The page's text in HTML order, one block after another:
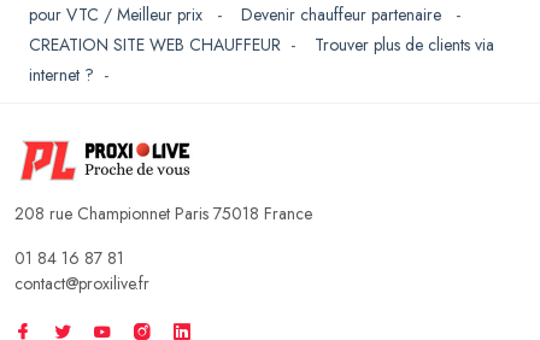
pour VTC / Meilleur prix
- Devenir chauffeur partenaire
-
CREATION SITE WEB CHAUFFEUR - Trouver plus de clients via
internet ? -
208 rue Championnet Paris 75018 France
01 84 16 87 81
contact@proxilive.fr